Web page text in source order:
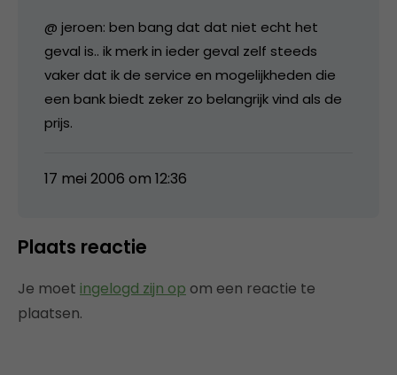
@ jeroen: ben bang dat dat niet echt het
geval is.. ik merk in ieder geval zelf steeds
vaker dat ik de service en mogelijkheden die
een bank biedt zeker zo belangrijk vind als de
prijs.
17 mei 2006 om 12:36
Plaats reactie
Je moet ingelogd zijn op om een reactie te
plaatsen.